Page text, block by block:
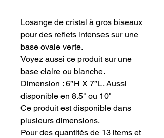
Losange de cristal à gros biseaux
pour des reflets intenses sur une
base ovale verte.
Voyez aussi ce produit sur une
base claire ou blanche.
Dimension : 6’’H X 7’’L. Aussi
disponible en 8.5" ou 10"
Ce produit est disponible dans
plusieurs dimensions.
Pour des quantités de 13 items et